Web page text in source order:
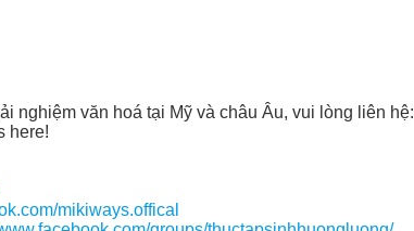
nghiệm văn hoá tại Mỹ và châu Âu, vui lòng liên hệ:
here!
mikiways.offical